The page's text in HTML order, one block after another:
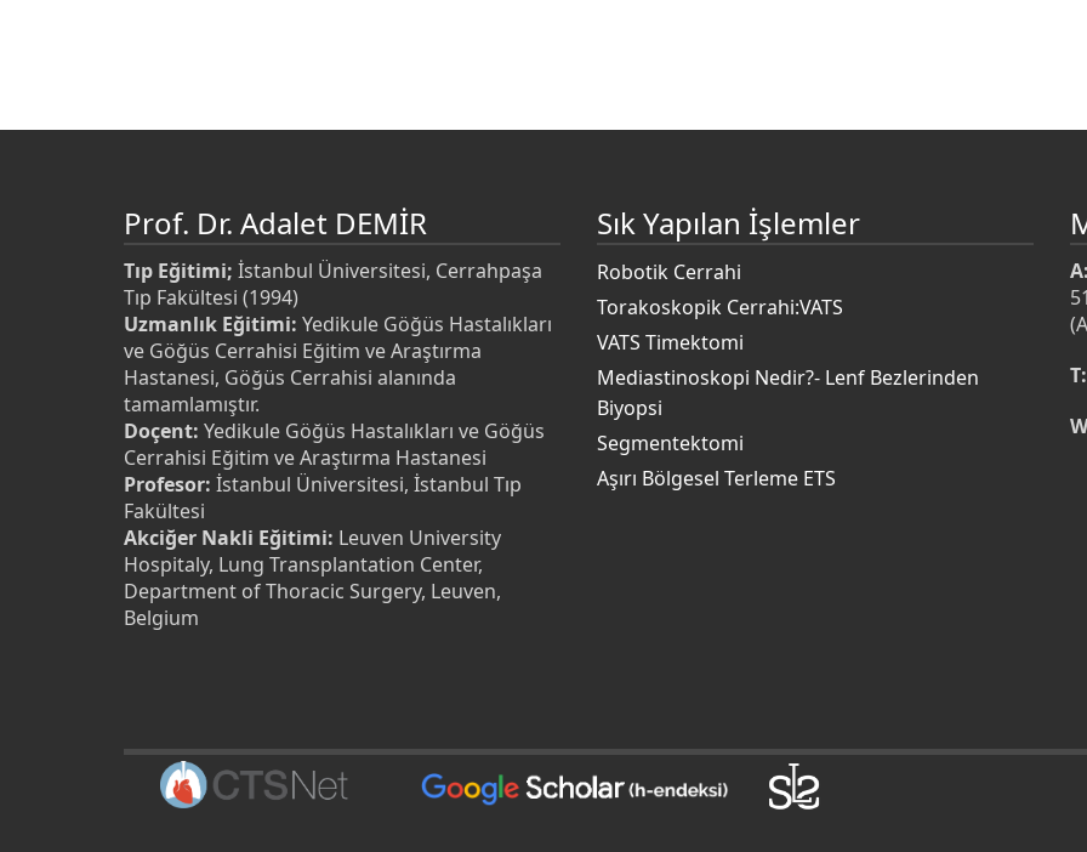
Prof. Dr. Adalet DEMİR
Tıp Eğitimi; İstanbul Üniversitesi, Cerrahpaşa
Tıp Fakültesi (1994)
Uzmanlık Eğitimi: Yedikule Göğüs Hastalıkları
ve Göğüs Cerrahisi Eğitim ve Araştırma
Hastanesi, Göğüs Cerrahisi alanında
tamamlamıştır.
Doçent: Yedikule Göğüs Hastalıkları ve Göğüs
Cerrahisi Eğitim ve Araştırma Hastanesi
Profesor: İstanbul Üniversitesi, İstanbul Tıp
Fakültesi
Akciğer Nakli Eğitimi: Leuven University
Hospitaly, Lung Transplantation Center,
Department of Thoracic Surgery, Leuven,
Belgium
Sık Yapılan İşlemler
Robotik Cerrahi
Torakoskopik Cerrahi:VATS
VATS Timektomi
Mediastinoskopi Nedir?- Lenf Bezlerinden
Biyopsi
Segmentektomi
Aşırı Bölgesel Terleme ETS
A:
T: